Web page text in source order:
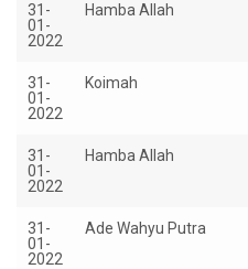
31-
01-
2022
Hamba Allah
31-
01-
2022
Koimah
31-
01-
2022
Hamba Allah
31-
01-
2022
Ade Wahyu Putra